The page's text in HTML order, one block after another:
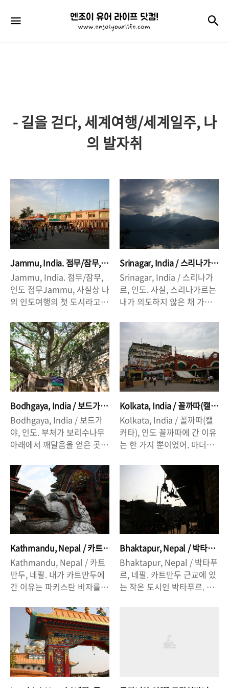
엔
조
이
프
컴!
- 길을 걷다, 세계여행/세계일주, 나
의 발자취
Jammu, India. 점무/잠무,
인도
Jammu, India. 점무/잠무,
인도 점무Jammu, 사실상 나
의 인도여행의 첫 도시라고
주일간 머물렀지만 내가 여행
을 했다고 할 정도는 아니었
어. 스리나가르에서 지프를
타고 약9시간을 달려서 점무
에 도착했어. 점무, 교통의 요
지라고 론니플래닛에 쓰여있
었어. 철도의 시작점? 지프차
에서 내리자마자 난 혼란에
빠졌어. 인크리디블 인디아!
도로의 차들과 오토릭샤들 그
리고 수많은 사람들. 나에겐
나침반도 없고 혼란 그 자체
였어. 사실, 지프를 타고 오면
서 엄청 똥이 마려워서 겨우
참고있었는데, 똥생각이 싹
사라져버린 정도?! 하지만, 사
람들한테 묻고 물어서 역으로
가는 시내버스를 탈 수 있었
어. 릭샤가 60루피를 부르길
래 어림도 없는 소리 하지말
라면..
Srinagar, India / 스리나가
르, 인도.
Srinagar, India / 스리나가
르, 인도. 사실, 스리나가르는
내가 의도하지 않은 채 가게
로그램에 낚인거라고 해야하
나? 그래서 바라나시에서 스
리나가르의 전설을 가진 남자
로 불리기도 했지. 생각지 않
은 곳이라서 그런지, 아무런
정보도 없이 가게 된 곳이었
어. 하지만 기회가 된다면 가
보는 것도 나쁘지 않는 것 같
아. 스리나가르가 속한 지역,
점무&카시미르지역이 파키
스탄하고 국경분쟁지역이라
만 내가 머문 1주일 동안은 별
다른 문제가 없었지. 여행이
라는게 그런거 아니겠어? 내
가 있을 때 아무런 문제가 없
으면 안전하다고 믿어버리는
정도? 달 호수(Dal Lake)의
하우스보트(House boat)에
서 일주일을 머물렀어. 하지
만 만약 너가 스리나가르의 ..
Bodhgaya, India / 보드가
야, 인도.
Bodhgaya, India / 보드가
야, 인도. 부처가 보리수나무
아래에서 깨달음을 얻은 곳.
지(聖地)중 하나야. 보드가야
에 와서 보리수 나무를 보고
싶었어. 그리고 그 아래에 앉
아 있고 싶다는 생각을 했었
지. 하지만 막상 보드가야에
오니 내가 왜 보드가야에 있
는지, 나에게 어떤 의미가 있
는지 알 수가 없었어. 보드가
야. 확실히 사람들도 전체적
으로 착하고 좋은 곳이었어.
현지인들이 일본어를 너무 잘
만(나한테 일본어로 너무 많
이 말을 걸어서 좀 짜증났어)
전반적으로 좋은 평가를 내리
고 싶어. 비록 내가 보드가야
에 온 의미를 상실했다고 해
도. 마하보디 템플. 부처가 깨
Kolkata, India / 꼴까따(캘
커타), 인도
Kolkata, India / 꼴까따(캘
커타), 인도 꼴까따에 간 이유
는 한 가지 뿐이었어. 마더테
house)에 가서 봉사활동에
참여하기 위해서였지. 하지만
나의 계획은 완전히 무산되었
고, 꼴까따에서 오히려 내가
봉사를 받는 입장이 되어 버
렸지. 나와 같은 숙소에 머물
렀던 한국인들에게 감사할 따
름이야. 꼴까따에 도착하기
전부터 나의 몸은 너무 지쳐
있었는데, 꼴까따로 가는 기
차에서 나의 상황은 가관이었
Kathmandu, Nepal / 카트
만두, 네팔.
Kathmandu, Nepal / 카트
만두, 네팔. 내가 카트만두에
간 이유는 파키스탄 비자를
팔의 수도니까 한 번 가봐야
겠다고 생각했지. 처음엔 포
카라로 가려고 했는데, 비자
문제도 있고, 포카라의 엄청
난 물가 때문에 카트만두로
가기로 했어. 여유가 좀 더 있
다면 포카라에 몇 일 가보기
Bhaktapur, Nepal / 박타
푸르, 네팔.
Bhaktapur, Nepal / 박타푸
르, 네팔. 카트만두 근교에 있
는 작은 도시인 박타푸르. 그
던 돈이 300이 채 안되었는